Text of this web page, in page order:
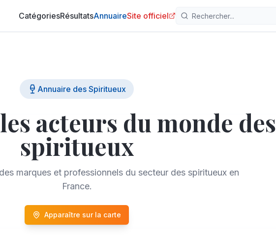
CatégoriesRésultatsAnnuaireSite officiel
Annuaire des Spiritueux
acteurs du monde des
spiritueux
marques et professionnels du secteur des spiritueux en
France.
Apparaître sur la carte